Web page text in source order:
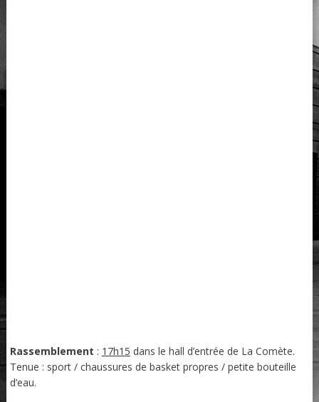
Rassemblement : 17h15 dans le hall d’entrée de La Comète.
Tenue : sport / chaussures de basket propres / petite bouteille
d’eau.